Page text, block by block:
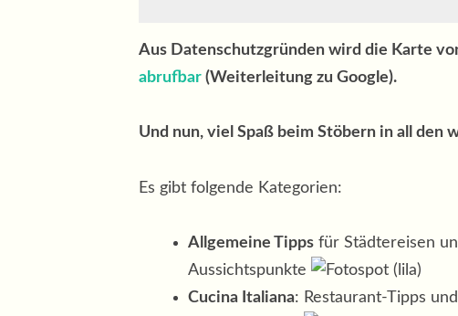
Aus Datenschutzgründen wird die Karte
abrufbar (Weiterleitung zu Google).
Und nun, viel Spaß beim Stöbern in all den
Es gibt folgende Kategorien:
Allgemeine Tipps für Städtereisen
Aussichtspunkte
(lila)
Cucina Italiana: Restaurant-Tipps